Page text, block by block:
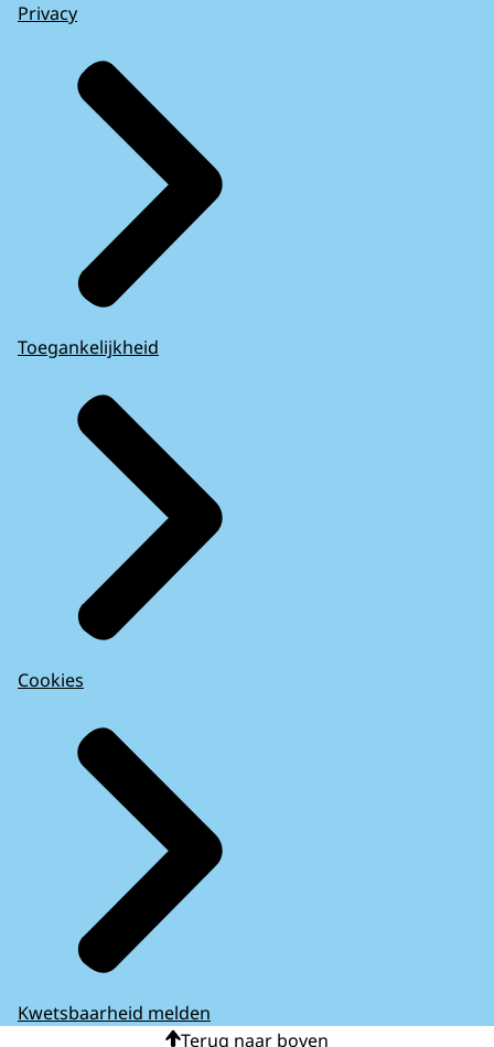
Privacy
Toegankelijkheid
Cookies
Kwetsbaarheid melden
Terug naar boven